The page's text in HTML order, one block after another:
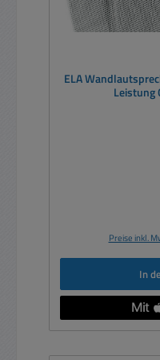
ELA
Leistung
Preise inkl.
In